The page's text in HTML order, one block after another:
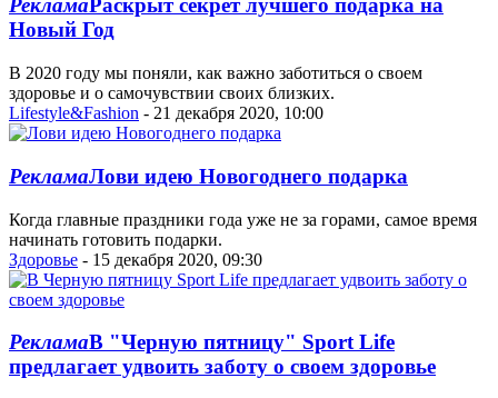
РекламаРаскрыт секрет лучшего подарка на
Новый Год
В 2020 году мы поняли, как важно заботиться о своем
здоровье и о самочувствии своих близких.
Lifestyle&Fashion - 21 декабря 2020, 10:00
РекламаЛови идею Новогоднего подарка
Когда главные праздники года уже не за горами, самое время
начинать готовить подарки.
Здоровье - 15 декабря 2020, 09:30
РекламаВ "Черную пятницу" Sport Life
предлагает удвоить заботу о своем здоровье